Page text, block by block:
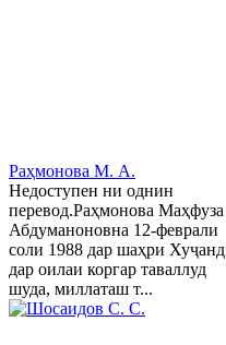
Раҳмонова М. А.
Недоступен ни однин
перевод.Раҳмонова Маҳфуза
Абдуманоновна 12-феврали
соли 1988 дар шаҳри Хуҷанд
дар оилаи коргар таваллуд
шуда, миллаташ т...